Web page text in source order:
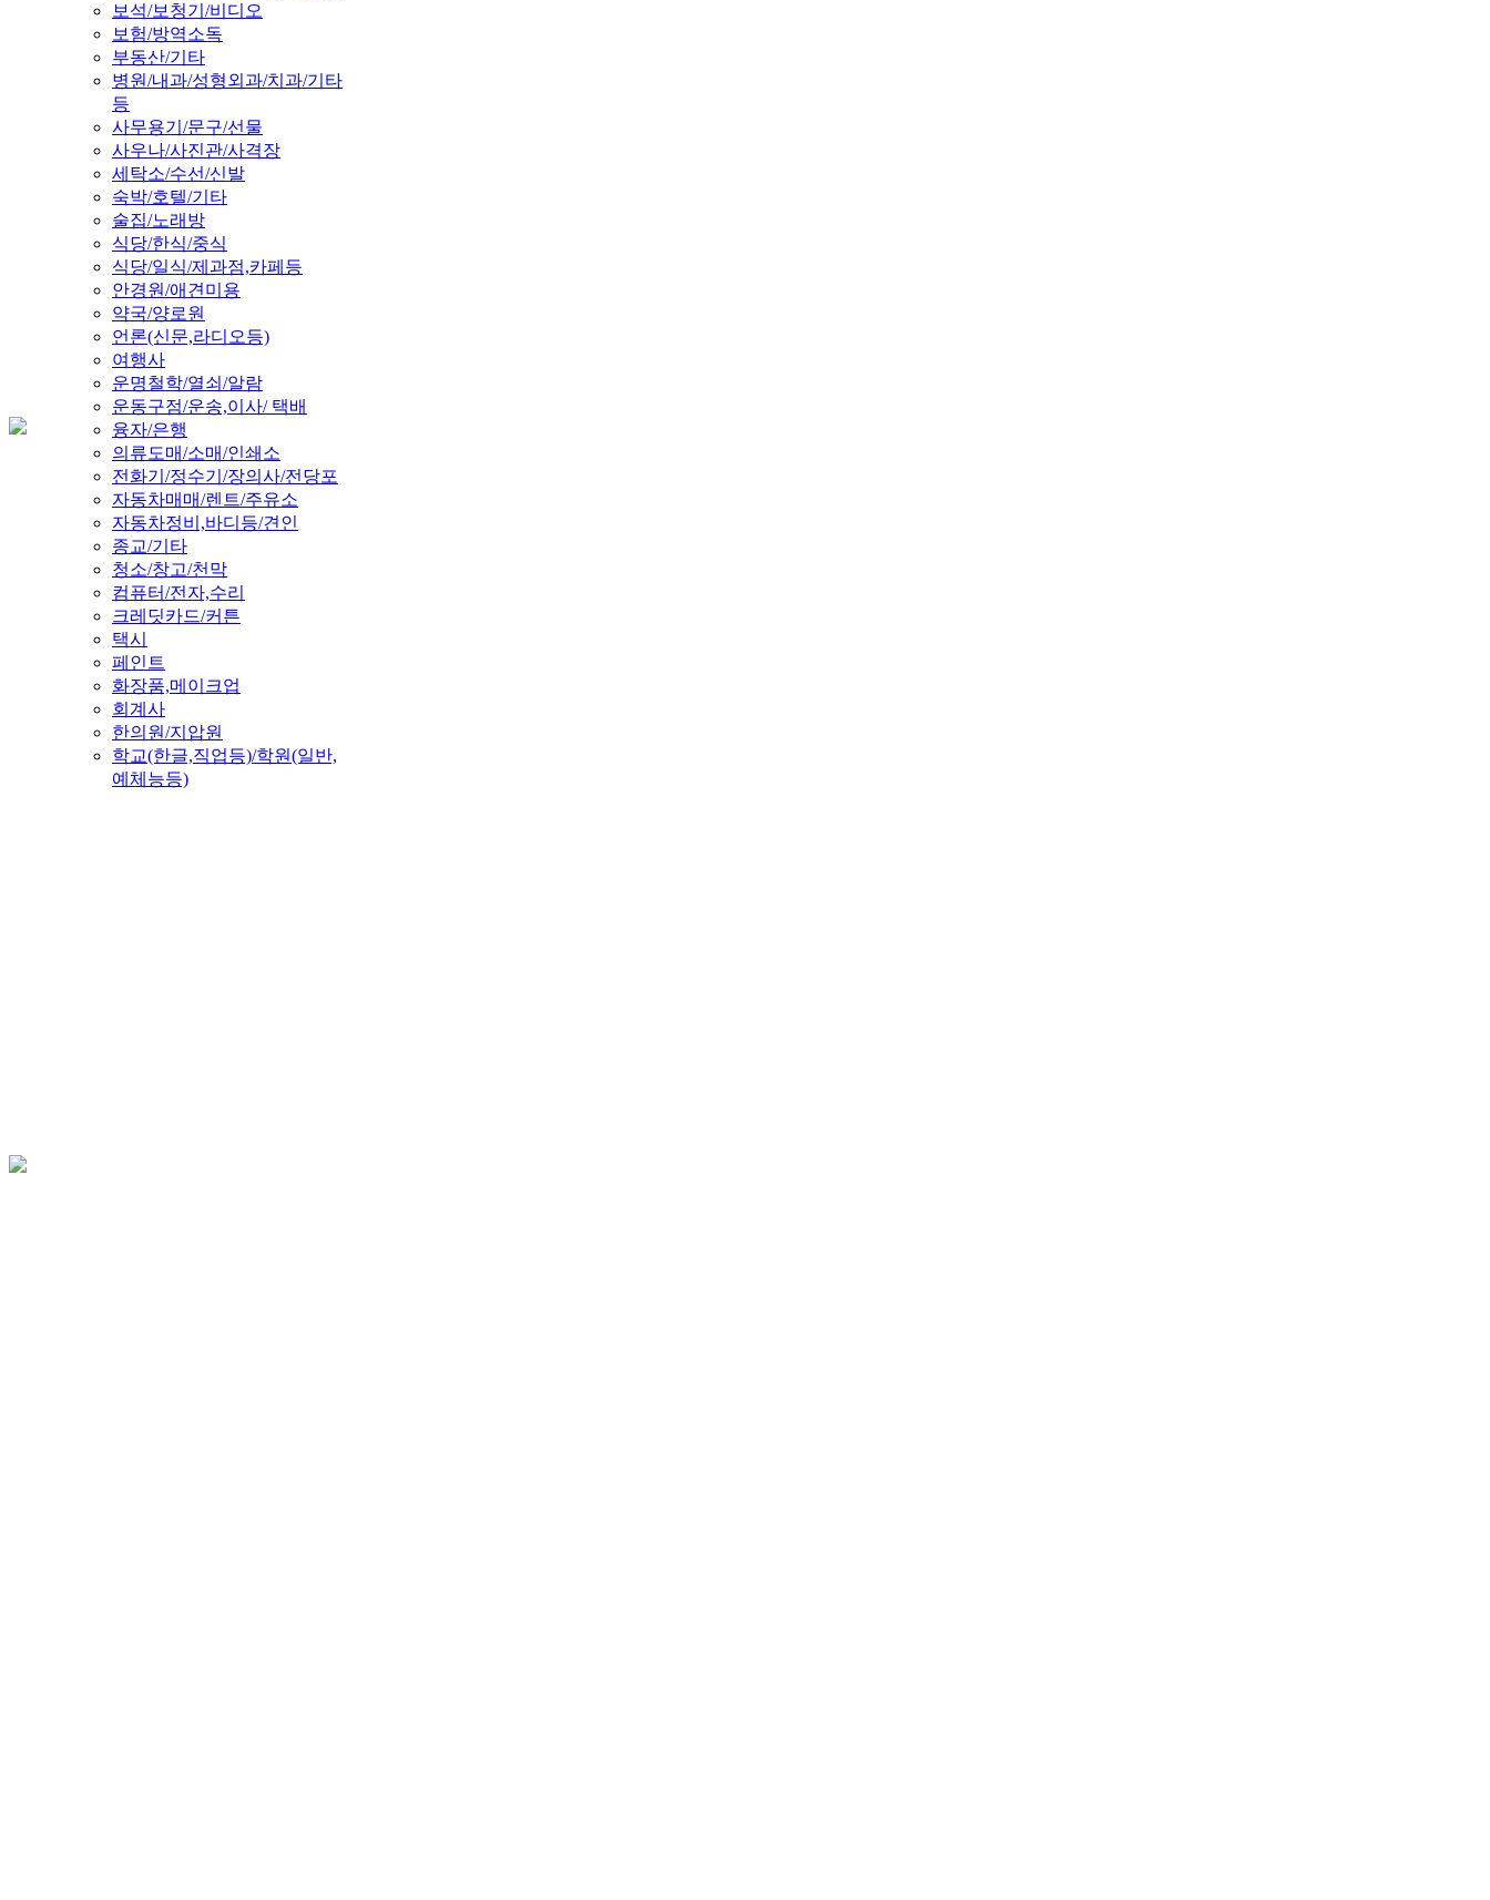
보석/보청기/비디오
보험/방역소독
부동산/기타
병원/내과/성형외과/치과/기타
등
사무용기/문구/선물
사우나/사진관/사격장
세탁소/수선/신발
숙박/호텔/기타
술집/노래방
식당/한식/중식
식당/일식/제과점,카페등
안경원/애견미용
약국/양로원
언론(신문,라디오등)
여행사
운명철학/열쇠/알람
운동구점/운송,이사/ 택배
융자/은행
의류도매/소매/인쇄소
전화기/정수기/장의사/전당포
자동차매매/렌트/주유소
자동차정비,바디등/견인
종교/기타
청소/창고/천막
컴퓨터/전자,수리
크레딧카드/커튼
택시
페인트
화장품,메이크업
회계사
한의원/지압원
학교(한글,직업등)/학원(일반,
예체능등)